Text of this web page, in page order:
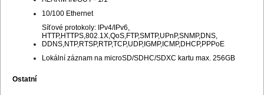
10/100 Ethernet
Síťové protokoly: IPv4/IPv6,
HTTP,HTTPS,802.1X,QoS,FTP,SMTP,UPnP,SNMP,DNS,
DDNS,NTP,RTSP,RTP,TCP,UDP,IGMP,ICMP,DHCP,PPPoE
Lokální záznam na microSD/SDHC/SDXC kartu max. 256GB
Ostatní